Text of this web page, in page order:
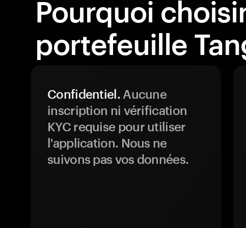
Pourquoi
portefeuille
Confidentiel.Aucune
inscription ni vérification
KYC requise pour utiliser
l'application. Nous ne
suivons pas vos données.